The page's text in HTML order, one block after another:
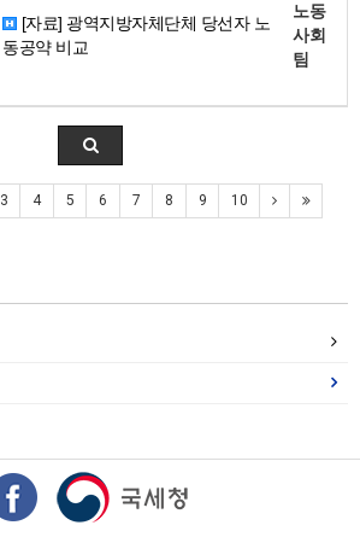
[자료] 광역지방자체단체 당선자 노
동공약 비교
노동
사회
팀
3 4 5 6 7 8 9 10